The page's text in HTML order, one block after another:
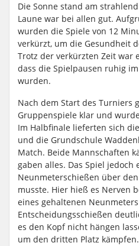
Die Sonne stand am
Laune war bei allen gut.
wurden die Spiele von 12
verkürzt, um die Gesundheit
Trotz der verkürzten Zeit war
dass die Spielpausen ruhig
wurden.
Nach dem Start des Turniers
Gruppenspiele klar und
Im Halbfinale lieferten sich
und die Grundschule
Match. Beide Mannschaften
gaben alles. Das Spiel jedoch
Neunmeterschießen über
musste. Hier hieß es Nerven
eines gehaltenen
Entscheidungsschießen
es den Kopf nicht hängen
um den dritten Platz